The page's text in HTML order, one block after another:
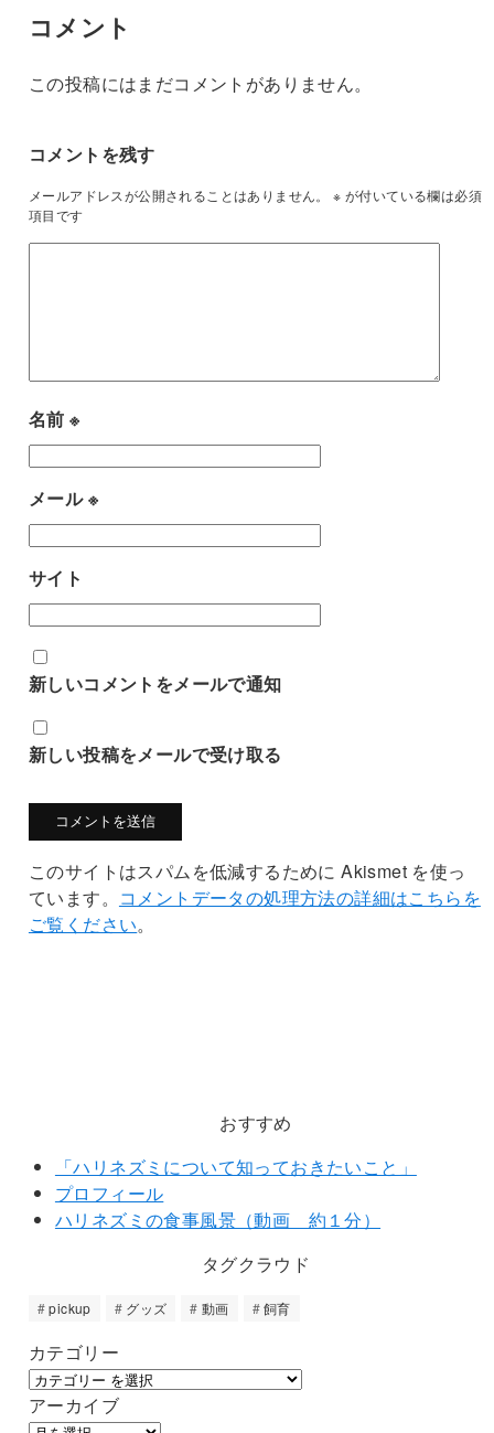
コメント
この投稿にはまだコメントがありません。
コメントを残す
メールアドレスが公開されることはありません。 ※ が付いている欄は必須
項目です
名前※
メール※
サイト
新しいコメントをメールで通知
新しい投稿をメールで受け取る
このサイトはスパムを低減するために Akismet を使っ
ています。 コメントデータの処理方法の詳細はこちらを
ご覧ください。
おすすめ
「ハリネズミについて知っておきたいこと」
プロフィール
ハリネズミの食事風景（動画 約１分）
タグクラウド
pickup グッズ 動画 飼育
カテゴリー
アーカイブ